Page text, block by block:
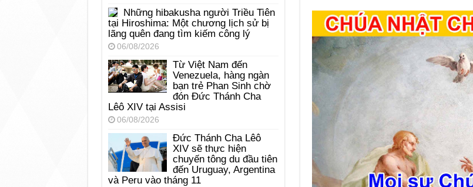
Những hibakusha người Triều Tiên
tại Hiroshima: Một chương lịch sử bị
lãng quên đang tìm kiếm công lý
06/08/2026
Từ Việt Nam đến
Venezuela, hàng ngàn
bạn trẻ Phan Sinh chờ
đón Đức Thánh Cha
Lêô XIV tại Assisi
06/08/2026
Đức Thánh Cha Lêô
XIV sẽ thực hiện
chuyến tông du đầu tiên
đến Uruguay, Argentina
và Peru vào tháng 11